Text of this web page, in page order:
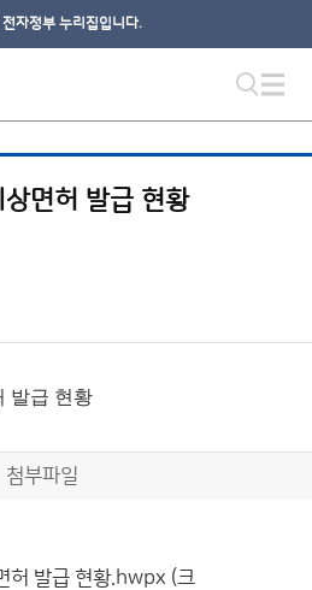
자정부 누리집입니다.
면허 발급 현황
발급 현황
첨부파일
허 발급 현황.hwpx (크